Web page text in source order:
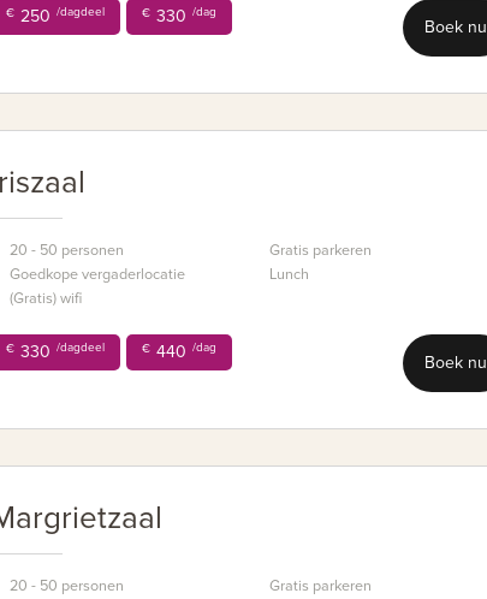
€ 250 /dagdeel € 330 /dag
Boek nu
20 - 50 personen
Goedkope vergaderlocatie
(Gratis) wifi
Gratis parkeren
Lunch
€ 330 /dagdeel € 440 /dag
Boek nu
20 - 50 personen
Gratis parkeren